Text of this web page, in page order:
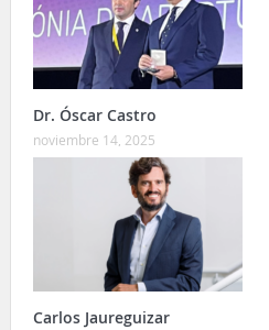
Dr. Óscar Castro
noviembre 14, 2025
Carlos Jaureguizar